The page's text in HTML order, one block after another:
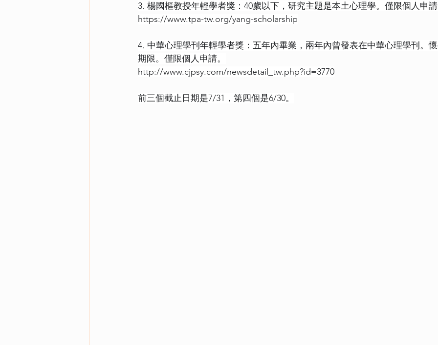
3. 楊國樞教授年輕學者獎：40歲以下，研究主題是本土心理學。僅限個人申
https://www.tpa-tw.org/yang-scholarship
4. 中華心理學刊年輕學者獎：五年內畢業，兩年內曾發表在中華心理學刊。
期限。僅限個人申請。
http://www.cjpsy.com/newsdetail_tw.php?id=3770
前三個截止日期是7/31，第四個是6/30。